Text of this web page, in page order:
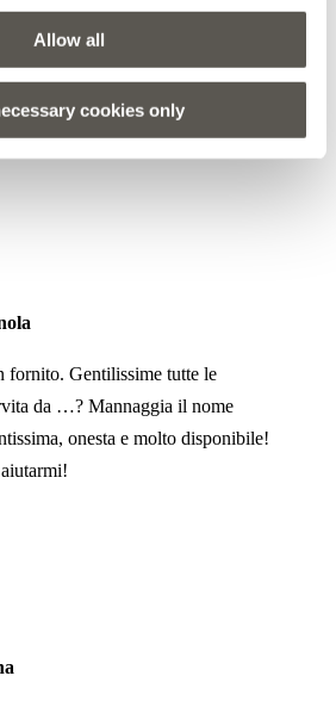
Allow all
cookies only
assortimento la mia esperienza
del mio acquisto.
fornito. Gentilissime tutte le
da …? Mannaggia il nome
onesta e molto disponibile!